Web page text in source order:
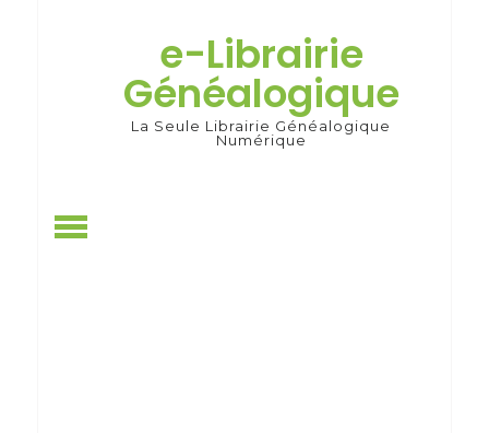
e-Librairie
Généalogique
La Seule Librairie Généalogique
Numérique